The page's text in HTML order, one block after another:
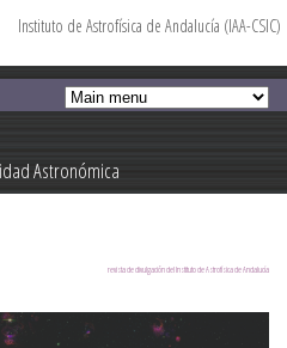
Astronómica
Instituto de Astrofísica de Andalucía (IAA-CSIC)
revista de divulgación del Instituto de Astrofísica de Andalucía